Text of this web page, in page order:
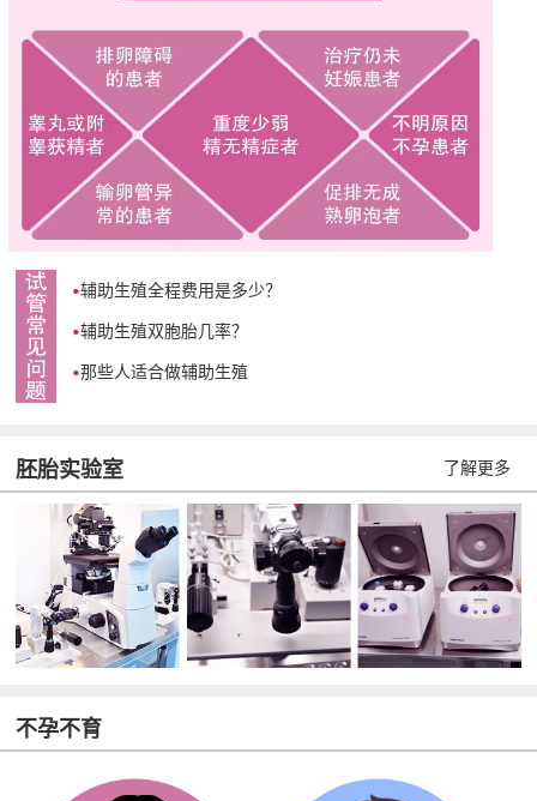
辅助生殖全程费用是多少？
辅助生殖双胞胎几率？
那些人适合做辅助生殖
胚胎实验室 了解更多
不孕不育